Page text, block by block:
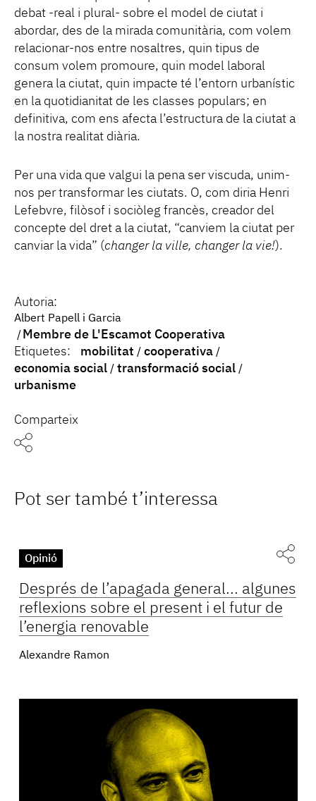
debat -real i plural- sobre el model de ciutat i
abordar, des de la mirada comunitària, com volem
relacionar-nos entre nosaltres, quin tipus de
consum volem promoure, quin model laboral
genera la ciutat, quin impacte té l’entorn urbanístic
en la quotidianitat de les classes populars; en
definitiva, com ens afecta l’estructura de la ciutat a
la nostra realitat diària.
Per una vida que valgui la pena ser viscuda, unim-
nos per transformar les ciutats. O, com diria Henri
Lefebvre, filòsof i sociòleg francès, creador del
concepte del dret a la ciutat, “canviem la ciutat per
canviar la vida” (changer la ville, changer la vie!).
Autoria:
Albert Papell i Garcia
Membre de L'Escamot Cooperativa
Etiquetes:
mobilitat
cooperativa
economia social
transformació social
urbanisme
Comparteix
Pot ser també t’interessa
Opinió
Després de l’apagada general... algunes
reflexions sobre el present i el futur de
l’energia renovable
Alexandre Ramon